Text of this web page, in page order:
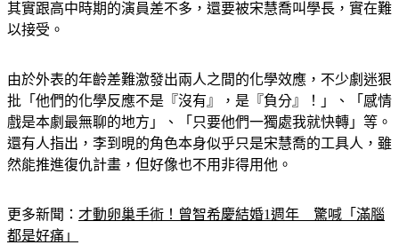
其實跟高中時期的演員差不多，還要被宋慧喬叫學長，實在難
以接受。
由於外表的年齡差難激發出兩人之間的化學效應，不少劇迷狠
批「他們的化學反應不是『沒有』，是『負分』！」、「感情
戲是本劇最無聊的地方」、「只要他們一獨處我就快轉」等。
還有人指出，李到晛的角色本身似乎只是宋慧喬的工具人，雖
然能推進復仇計畫，但好像也不用非得用他。
更多新聞： 才動卵巢手術！曾智希慶結婚1週年　驚喊「滿腦
都是好痛」